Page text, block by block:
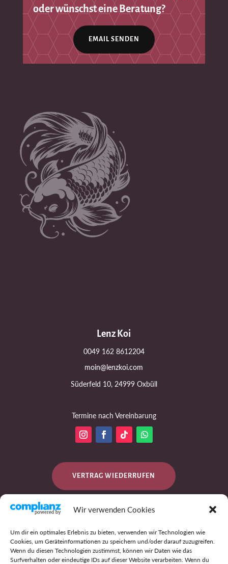
Wir verwenden Cookies
Um dir ein optimales Erlebnis zu bieten, verwenden wir Technologien wie
Cookies, um Geräteinformationen zu speichern und/oder darauf zuzugreifen.
Wenn du diesen Technologien zustimmst, können wir Daten wie das
Surfverhalten oder eindeutige IDs auf dieser Website verarbeiten. Wenn du
oder wünschst eine Beratung?
EMAIL SENDEN
Lenz Koi
0049 162 8612204
moin@lenzkoi.com
Süderfeld 10, 24999 Oxbüll
Termine nach Vereinbarung
VERTRAG WIEDERRUFEN
IMPRESSUM